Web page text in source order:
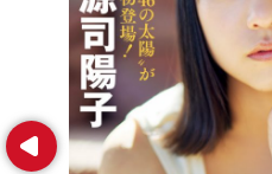
Prev